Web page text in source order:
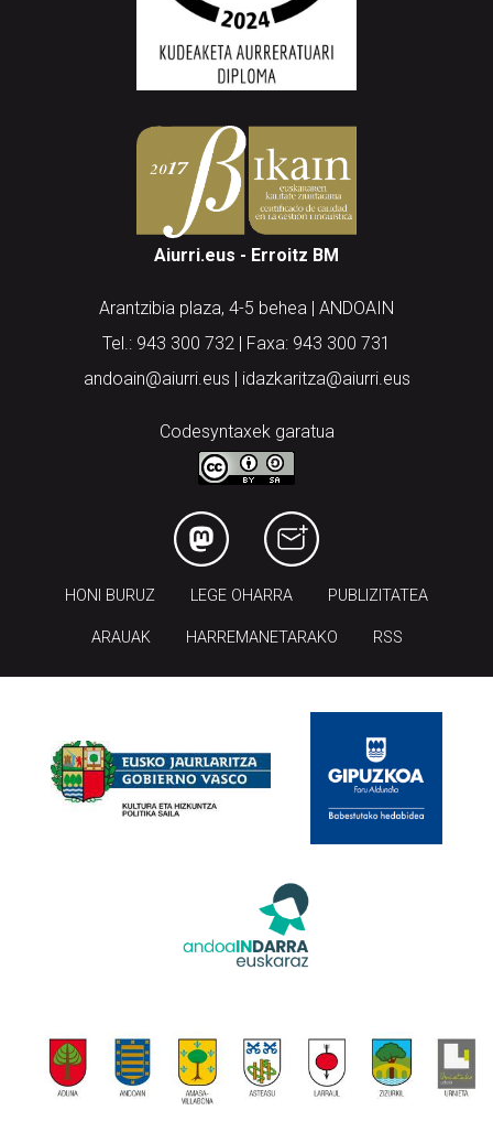
Aiurri.eus - Erroitz BM
Arantzibia plaza, 4-5 behea | ANDOAIN
Tel.: 943 300 732 | Faxa: 943 300 731
andoain@aiurri.eus | idazkaritza@aiurri.eus
Codesyntaxek garatua
HONI BURUZ LEGE OHARRA PUBLIZITATEA
ARAUAK HARREMANETARAKO RSS